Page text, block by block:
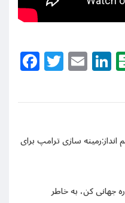
سازی ترامپ برای
جهانی کن، به خاطر